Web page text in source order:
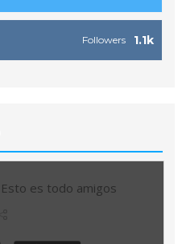
1.1k
Followers